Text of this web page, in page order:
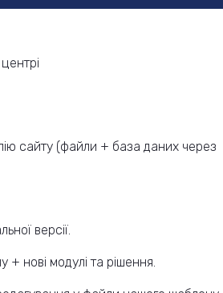
сайту (файли + база даних через
версії.
нові модулі та рішення.